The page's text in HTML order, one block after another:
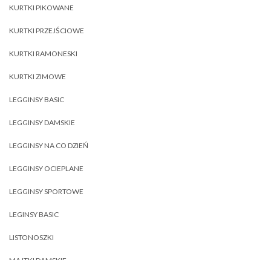
KURTKI PIKOWANE
KURTKI PRZEJŚCIOWE
KURTKI RAMONESKI
KURTKI ZIMOWE
LEGGINSY BASIC
LEGGINSY DAMSKIE
LEGGINSY NA CO DZIEŃ
LEGGINSY OCIEPLANE
LEGGINSY SPORTOWE
LEGINSY BASIC
LISTONOSZKI